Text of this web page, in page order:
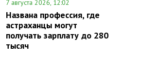
7 августа 2026, 12:02
Названа профессия, где
астраханцы могут
получать зарплату до 280
тысяч